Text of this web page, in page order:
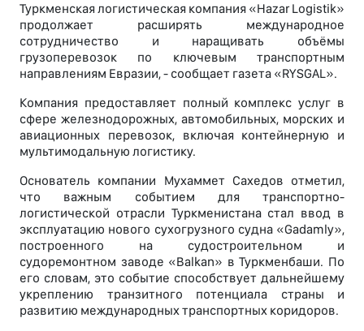
Туркменская логистическая компания «Hazar Logistik»
продолжает расширять международное
сотрудничество и наращивать объёмы
грузоперевозок по ключевым транспортным
направлениям Евразии, - сообщает газета «RYSGAL».
Компания предоставляет полный комплекс услуг в
сфере железнодорожных, автомобильных, морских и
авиационных перевозок, включая контейнерную и
мультимодальную логистику.
Основатель компании Мухаммет Сахедов отметил,
что важным событием для транспортно-
логистической отрасли Туркменистана стал ввод в
эксплуатацию нового сухогрузного судна «Gadamly»,
построенного на судостроительном и
судоремонтном заводе «Balkan» в Туркменбаши. По
его словам, это событие способствует дальнейшему
укреплению транзитного потенциала страны и
развитию международных транспортных коридоров.